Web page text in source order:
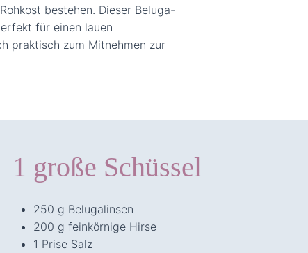
bestehen. Dieser Beluga-
für einen lauen
praktisch zum Mitnehmen zur
1 große Schüssel
250 g Belugalinsen
200 g feinkörnige Hirse
1 Prise Salz